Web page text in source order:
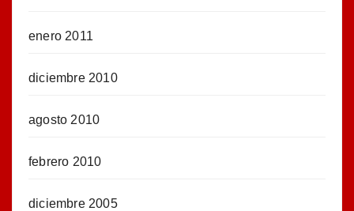
enero 2011
diciembre 2010
agosto 2010
febrero 2010
diciembre 2005